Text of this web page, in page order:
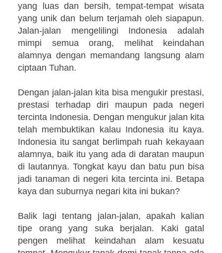
yang luas dan bersih, tempat-tempat wisata
yang unik dan belum terjamah oleh siapapun.
Jalan-jalan mengelilingi Indonesia adalah
mimpi semua orang, melihat keindahan
alamnya dengan memandang langsung alam
ciptaan Tuhan.
Dengan jalan-jalan kita bisa mengukir prestasi,
prestasi terhadap diri maupun pada negeri
tercinta Indonesia. Dengan mengukur jalan kita
telah membuktikan kalau Indonesia itu kaya.
Indonesia itu sangat berlimpah ruah kekayaan
alamnya, baik itu yang ada di daratan maupun
di lautannya. Tongkat kayu dan batu pun bisa
jadi tanaman di negeri kita tercinta ini. Betapa
kaya dan suburnya negari kita ini bukan?
Balik lagi tentang jalan-jalan, apakah kalian
tipe orang yang suka berjalan. Kaki gatal
pengen melihat keindahan alam kesuatu